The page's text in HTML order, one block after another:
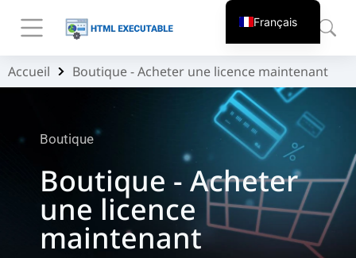
Vous êtes ici :
Accueil Boutique - Acheter une licence maintenant
Boutique
Boutique - Acheter
une licence
maintenant
Français